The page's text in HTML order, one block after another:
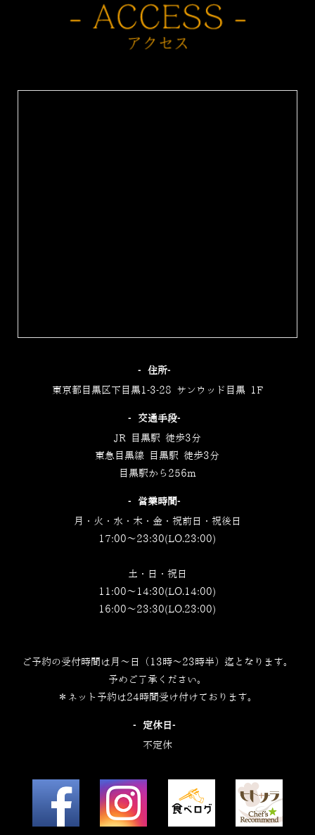
‐住所‐
東京都目黒区下目黒1-3-28 サンウッド目黒 1F
‐交通手段‐
JR 目黒駅 徒歩3分
東急目黒線 目黒駅 徒歩3分
目黒駅から256m
‐営業時間‐
月・火・水・木・金・祝前日・祝後日
17:00～23:30(LO.23:00)
土・日・祝日
11:00～14:30(LO.14:00)
16:00～23:30(LO.23:00)
ご予約の受付時間は月～日（13時～23時半）迄となります。
予めご了承ください。
＊ネット予約は24時間受け付けております。
‐定休日‐
不定休